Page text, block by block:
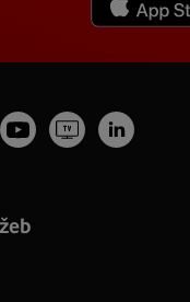
Youtube
profil
VodafoneLinkedIn